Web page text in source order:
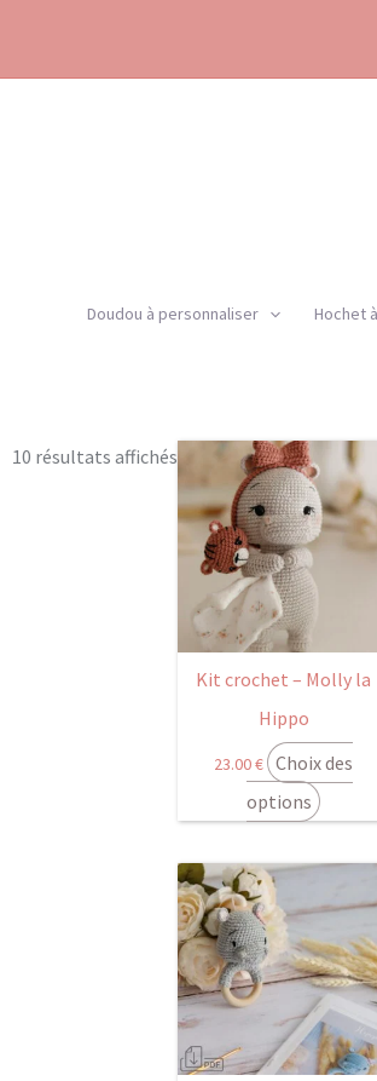
contenu
Doudou à personnaliser Hochet
10 résultats affichés Trié
par
popularité
Kit crochet – Molly la
Hippo
23.00€ Choix des
options
produit
a
peuvent
choisies
sur
la
du